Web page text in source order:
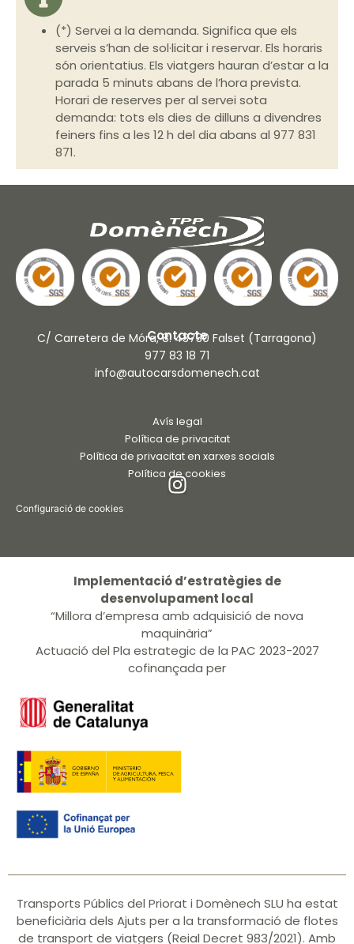
(*) Servei a la demanda. Significa que els
serveis s’han de sol·licitar i reservar. Els horaris
són orientatius. Els viatgers hauran d’estar a la
parada 5 minuts abans de l’hora prevista.
Horari de reserves per al servei sota
demanda: tots els dies de dilluns a divendres
feiners fins a les 12 h del dia abans al 977 831
871.
Contacte
C/ Carretera de Móra, 8. 43730 Falset (Tarragona)
977 83 18 71
info@autocarsdomenech.cat
Avís legal
Política de privacitat
Política de privacitat en xarxes socials
Política de cookies
Configuració de cookies
Implementació d’estratègies de
desenvolupament local
“Millora d’empresa amb adquisició de nova
maquinària”
Actuació del Pla estrategic de la PAC 2023-2027
cofinançada per
Transports Públics del Priorat i Domènech SLU ha estat
beneficiària dels Ajuts per a la transformació de flotes
de transport de viatgers (Reial Decret 983/2021). Amb